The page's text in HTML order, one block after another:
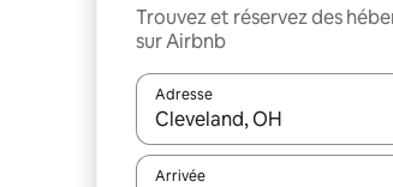
Trouvez et réservez des
sur Airbnb
Adresse
Lorsque les résultats
Arrivée